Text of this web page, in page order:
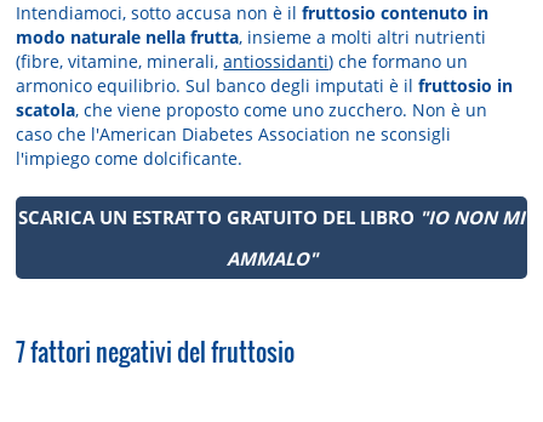
Intendiamoci, sotto accusa non è ilfruttosio contenuto in
modo naturale nella frutta, insieme a molti altri nutrienti
(fibre, vitamine, minerali,antiossidanti) che formano un
armonico equilibrio. Sul banco degli imputati è ilfruttosio in
scatola, che viene proposto come uno zucchero. Non è un
caso che l'American Diabetes Association ne sconsigli
l'impiego come dolcificante.
SCARICA UN ESTRATTO GRATUITO DEL LIBRO "IO NON MI
AMMALO"
7 fattori negativi del fruttosio